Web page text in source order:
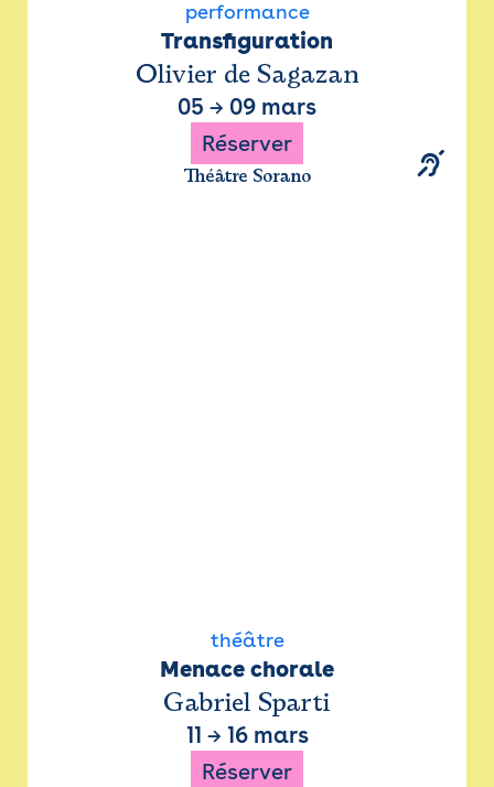
performance
Transfiguration
Olivier de Sagazan
05 → 09 mars
Réserver
Théâtre Sorano
théâtre
Menace chorale
Gabriel Sparti
11 → 16 mars
Réserver